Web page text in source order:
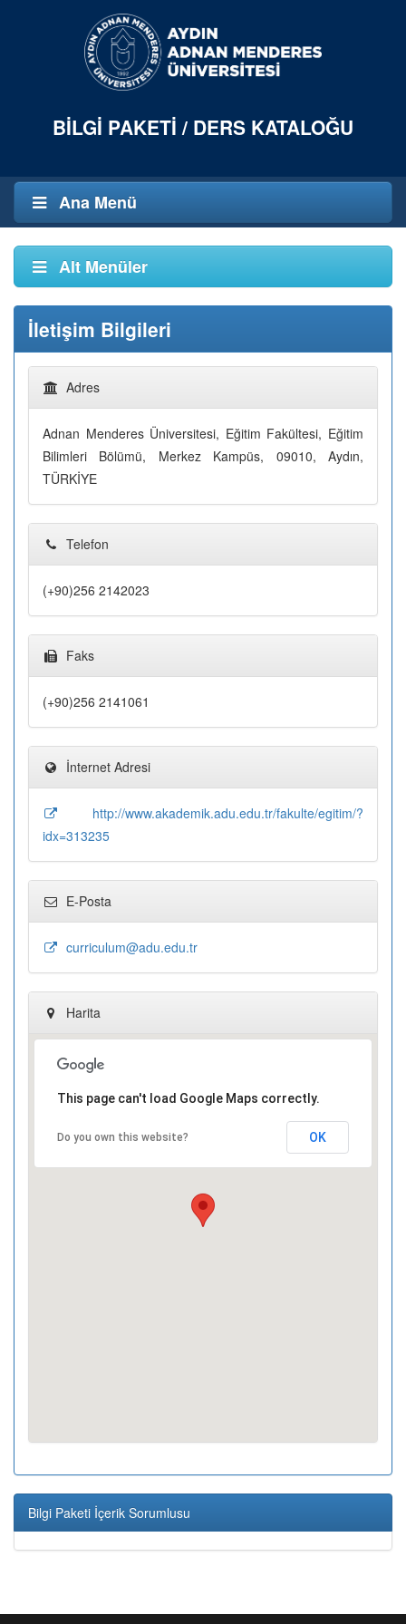
BILGI PAKETI / DERS KATALOĞU
Ana Menü
Alt Menüler
İletişim Bilgileri
Adres
Adnan Menderes Üniversitesi, Eğitim Fakültesi, Eğitim
Bilimleri Bölümü, Merkez Kampüs, 09010, Aydın,
TÜRKİYE
Telefon
(+90)256 2142023
Faks
(+90)256 2141061
İnternet Adresi
http://www.akademik.adu.edu.tr/fakulte/egitim/?
idx=313235
E-Posta
curriculum@adu.edu.tr
Harita
This page can't load Google Maps correctly.
Do you own this website? OK
Bilgi Paketi İçerik Sorumlusu